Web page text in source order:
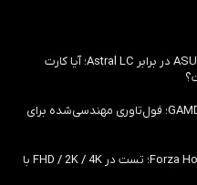
بررسی ASUS ROG Astral RTX 5090 در برابر Astral LC؛ آیا کارت
بررسی کیس GAMDIAS NESO P1 Pro؛ فول‌تاوری مهندسی‌شده برای
بررسی سخت افزاری بازی Forza Horizon 6؛ تست در FHD / 2K / 4K با